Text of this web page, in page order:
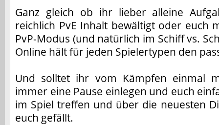
Ganz gleich ob ihr lieber alleine
reichlich PvE Inhalt bewältigt oder euch
PvP-Modus (und natürlich im Schiff vs.
Online hält für jeden Spielertypen den
Und solltet ihr vom Kämpfen einmal
immer eine Pause einlegen und euch
im Spiel treffen und über die neuesten
euch gefällt.